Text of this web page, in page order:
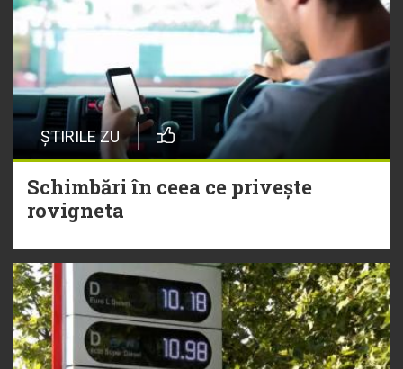
ȘTIRILE ZU
Schimbări în ceea ce privește
rovigneta